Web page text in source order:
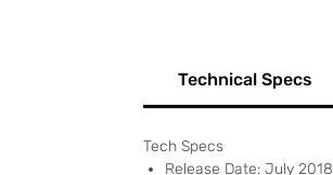
Technical Specs
Tech Specs
Release Date: July 2018